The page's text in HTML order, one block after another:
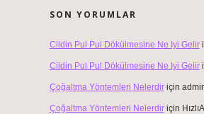
SON YORUMLAR
Cildin Pul Pul Dökülmesine Ne Iyi Gelir
Cildin Pul Pul Dökülmesine Ne Iyi Gelir
Çoğaltma Yöntemleri Nelerdiriçin
Çoğaltma Yöntemleri Nelerdiriçin